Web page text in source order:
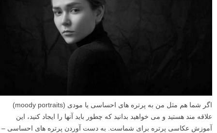
اگر شما هم مثل من به پرتره های احساسی یا مودی (moody portraits)
علاقه مند هستید و می خواهید بدانید که چطور باید آنها را ایجاد کنید، این
آموزش عکاسی پرتره برای شماست. به دست آوردن پرتره های احساسی –